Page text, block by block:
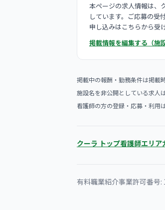
本ページの求人情報は、
しています。ご応募の受
申し込みはこちらから受
掲載情報を編集する（施
掲載中の報酬・勤務条件は掲載
施設名を非公開としている求人
看護師の方の登録・応募・利用
クーラ トップ看護師エリア
有料職業紹介事業許可番号